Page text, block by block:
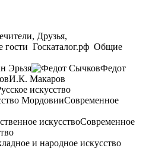
Друзья,
гости Госкаталог.рф Общие
Эрьзя
Федот
И.К. Макаров
искусство
Современное
Современное